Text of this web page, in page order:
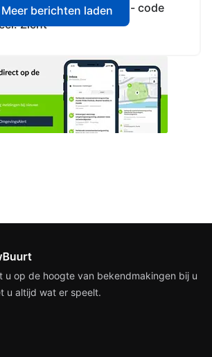
KNMI - code
Zicht
Meer berichten laden
u op de hoogte van bekendmakingen bij u
u altijd wat er speelt.